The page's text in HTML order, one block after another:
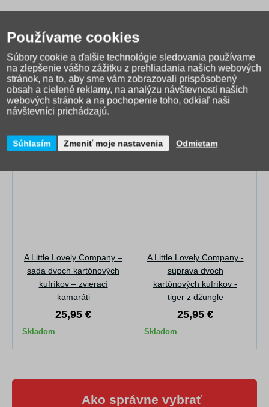
Alternatívny tovar
A Little Lovely Company –
sada dvoch kartónových
kufríkov – zvierací
kamaráti
25,95 €
Skladom
A Little Lovely Company -
súprava dvoch
kartónových kufríkov -
tiger z džungle
25,95 €
Skladom
Ako správne vybrať
Používame cookies
Súbory cookie a ďalšie technológie sledovania používame
na zlepšenie vášho zážitku z prehliadania našich webových
stránok, na to, aby sme vám zobrazovali prispôsobený
obsah a cielené reklamy, na analýzu návštevnosti našich
webových stránok a na pochopenie toho, odkiaľ naši
návštevníci prichádzajú.
Súhlasím Zmeniť moje nastavenia Odmietam